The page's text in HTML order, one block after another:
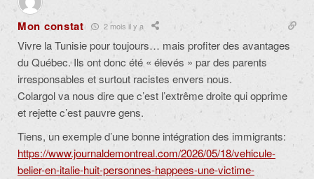
Mon constat 2 mois il y a
Vivre la Tunisie pour toujours… mais profiter des avantages
du Québec. Ils ont donc été « élevés » par des parents
irresponsables et surtout racistes envers nous.
Colargol va nous dire que c’est l’extrême droite qui opprime
et rejette c’est pauvre gens.
Tiens, un exemple d’une bonne intégration des immigrants:
https://www.journaldemontreal.com/2026/05/18/vehicule-
belier-en-italie-huit-personnes-happees-une-victime-